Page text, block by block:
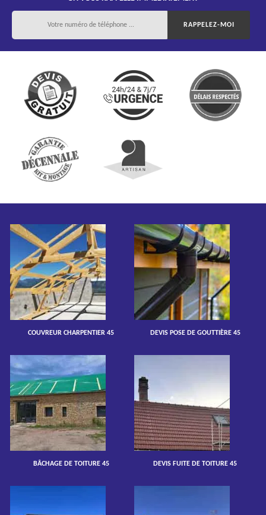
COUVREUR CHARPENTIER 45 DEVIS POSE DE GOUTTIÈRE 45
BÂCHAGE DE TOITURE 45 DEVIS FUITE DE TOITURE 45